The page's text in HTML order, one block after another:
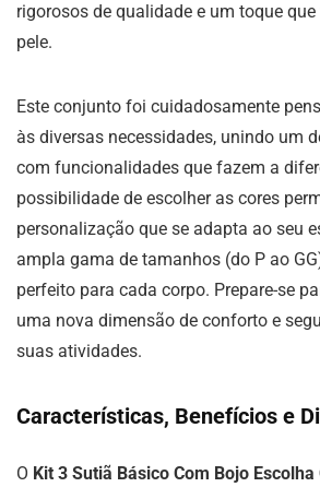
rigorosos de qualidade e um toque
pele.
Este conjunto foi cuidadosamente
às diversas necessidades, unindo um
com funcionalidades que fazem a
possibilidade de escolher as cores
personalização que se adapta ao seu
ampla gama de tamanhos (do P ao
perfeito para cada corpo. Prepare-se
uma nova dimensão de conforto e
suas atividades.
Características, Benefícios e
O Kit 3 Sutiã Básico Com Bojo Escolha